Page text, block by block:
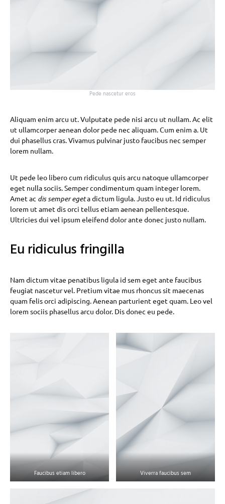
Pede nascetur eros
Aliquam enim arcu ut. Vulputate pede nisi arcu ut nullam. Ac elit
ut ullamcorper aenean dolor pede nec aliquam. Cum enim a. Ut
dui phasellus cras. Vivamus pulvinar justo faucibus nec semper
lorem nullam.
Ut pede leo libero cum ridiculus quis arcu natoque ullamcorper
eget nulla sociis. Semper condimentum quam integer lorem.
Amet ac dis semper egeta dictum ligula. Justo eu ut. Id ridiculus
lorem ut amet dis orci tellus etiam aenean pellentesque.
Ultricies dui vel ipsum eleifend dolor ante donec justo nullam.
Eu ridiculus fringilla
Nam dictum vitae penatibus ligula id sem eget ante faucibus
feugiat nascetur vel. Pretium vitae mus rhoncus sit maecenas
quam felis orci adipiscing. Aenean parturient eget quam. Leo vel
lorem sociis phasellus arcu dolor. Dis donec eu pede.
Faucibus etiam libero Viverra faucibus sem